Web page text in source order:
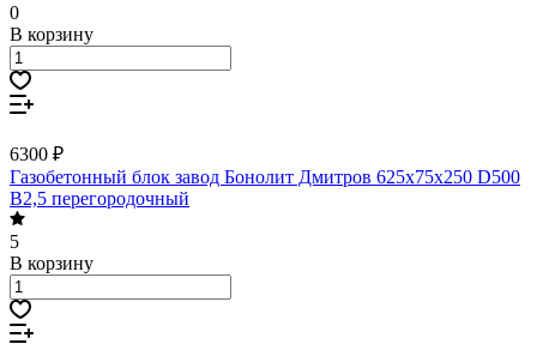
0
В корзину
6300 ₽
Газобетонный блок завод Бонолит Дмитров 625х75х250 D500
В2,5 перегородочный
5
В корзину